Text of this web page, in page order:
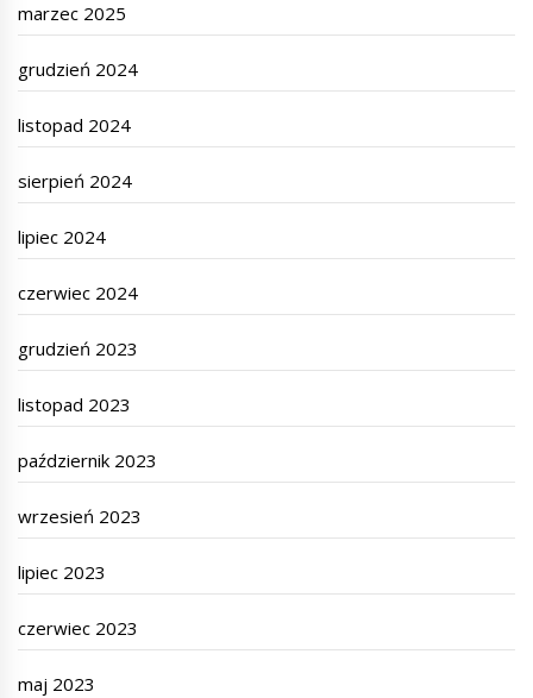
marzec 2025
grudzień 2024
listopad 2024
sierpień 2024
lipiec 2024
czerwiec 2024
grudzień 2023
listopad 2023
październik 2023
wrzesień 2023
lipiec 2023
czerwiec 2023
maj 2023